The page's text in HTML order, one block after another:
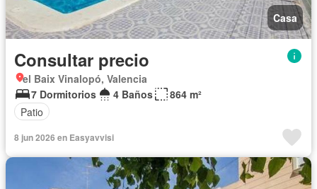
Casa
Consultar precio
el Baix Vinalopó, Valencia
7 Dormitorios
4 Baños
864 m²
Patio
8 jun 2026 en Easyavvisi